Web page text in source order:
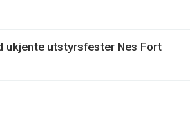
ukjente utstyrsfester Nes Fort